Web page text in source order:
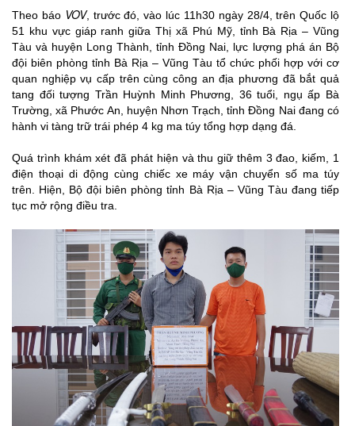
Theo báo VOV, trước đó, vào lúc 11h30 ngày 28/4, trên Quốc lộ
51 khu vực giáp ranh giữa Thị xã Phú Mỹ, tỉnh Bà Rịa – Vũng
Tàu và huyện Long Thành, tỉnh Đồng Nai, lực lượng phá án Bộ
đội biên phòng tỉnh Bà Rịa – Vũng Tàu tổ chức phối hợp với cơ
quan nghiệp vụ cấp trên cùng công an địa phương đã bắt quả
tang đối tượng Trần Huỳnh Minh Phương, 36 tuổi, ngụ ấp Bà
Trường, xã Phước An, huyện Nhơn Trạch, tỉnh Đồng Nai đang có
hành vi tàng trữ trái phép 4 kg ma túy tổng hợp dạng đá.
Quá trình khám xét đã phát hiện và thu giữ thêm 3 đao, kiếm, 1
điện thoại di động cùng chiếc xe máy vận chuyển số ma túy
trên. Hiện, Bộ đội biên phòng tỉnh Bà Rịa – Vũng Tàu đang tiếp
tục mở rộng điều tra.